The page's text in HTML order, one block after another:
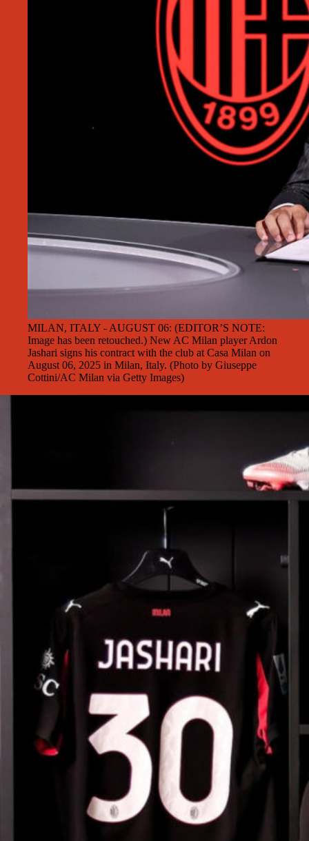
MILAN, ITALY - AUGUST 06: (EDITOR’S NOTE:
Image has been retouched.) New AC Milan player Ardon
Jashari signs his contract with the club at Casa Milan on
August 06, 2025 in Milan, Italy. (Photo by Giuseppe
Cottini/AC Milan via Getty Images)